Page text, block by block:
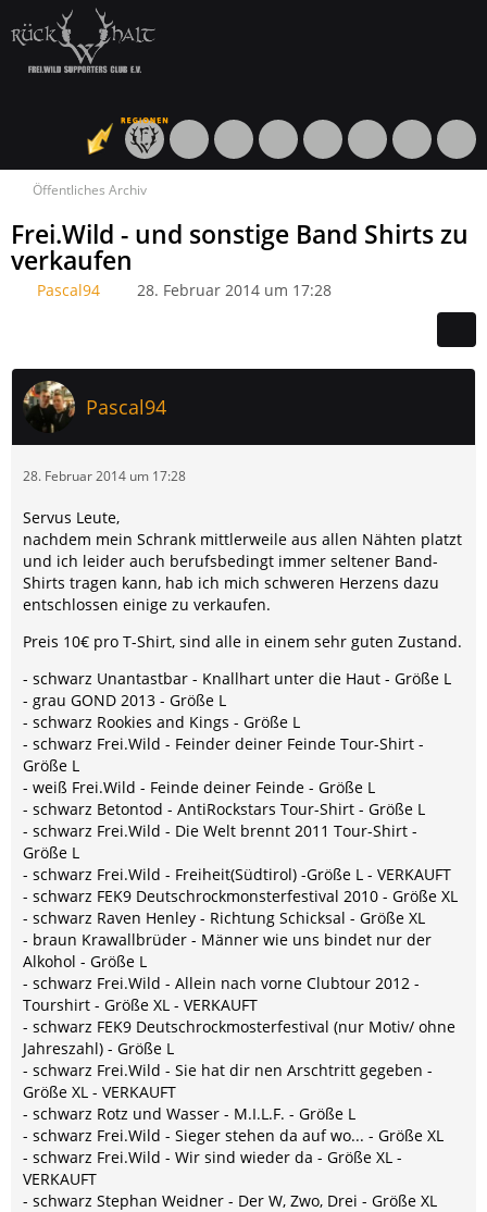
Öffentliches Archiv
Frei.Wild - und sonstige Band Shirts zu
verkaufen
Pascal94 28. Februar 2014 um 17:28
Pascal94
28. Februar 2014 um 17:28
Servus Leute,
nachdem mein Schrank mittlerweile aus allen Nähten platzt
und ich leider auch berufsbedingt immer seltener Band-
Shirts tragen kann, hab ich mich schweren Herzens dazu
entschlossen einige zu verkaufen.
Preis 10€ pro T-Shirt, sind alle in einem sehr guten Zustand.
- schwarz Unantastbar - Knallhart unter die Haut - Größe L
- grau GOND 2013 - Größe L
- schwarz Rookies and Kings - Größe L
- schwarz Frei.Wild - Feinder deiner Feinde Tour-Shirt -
Größe L
- weiß Frei.Wild - Feinde deiner Feinde - Größe L
- schwarz Betontod - AntiRockstars Tour-Shirt - Größe L
- schwarz Frei.Wild - Die Welt brennt 2011 Tour-Shirt -
Größe L
- schwarz Frei.Wild - Freiheit(Südtirol) -Größe L - VERKAUFT
- schwarz FEK9 Deutschrockmonsterfestival 2010 - Größe XL
- schwarz Raven Henley - Richtung Schicksal - Größe XL
- braun Krawallbrüder - Männer wie uns bindet nur der
Alkohol - Größe L
- schwarz Frei.Wild - Allein nach vorne Clubtour 2012 -
Tourshirt - Größe XL - VERKAUFT
- schwarz FEK9 Deutschrockmosterfestival (nur Motiv/ ohne
Jahreszahl) - Größe L
- schwarz Frei.Wild - Sie hat dir nen Arschtritt gegeben -
Größe XL - VERKAUFT
- schwarz Rotz und Wasser - M.I.L.F. - Größe L
- schwarz Frei.Wild - Sieger stehen da auf wo... - Größe XL
- schwarz Frei.Wild - Wir sind wieder da - Größe XL -
VERKAUFT
- schwarz Stephan Weidner - Der W, Zwo, Drei - Größe XL